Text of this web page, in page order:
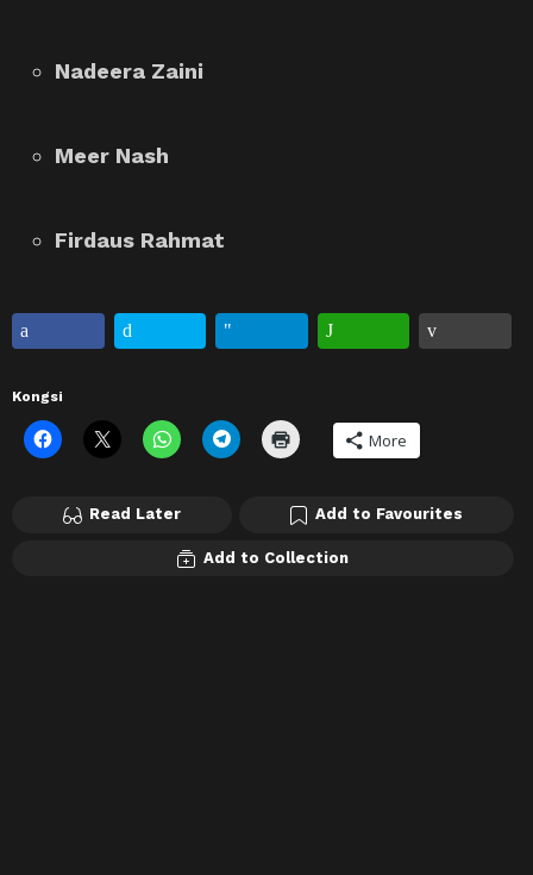
Nadeera Zaini
Meer Nash
Firdaus Rahmat
Kongsi
More
Read Later Add to Favourites
Add to Collection